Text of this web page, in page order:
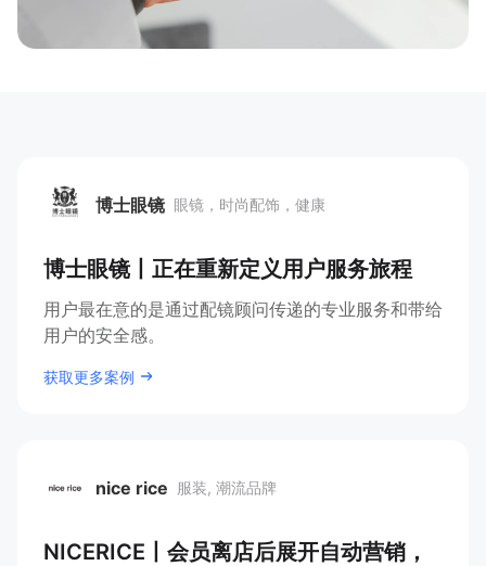
私域课程 新零售内参
增长俱乐部
增长俱乐部
合作共进
认证代理商
博士眼镜 眼镜，时尚配饰，健康
博士眼镜
博士眼镜丨正在重新定义用户服务旅程
用户最在意的是通过配镜顾问传递的专业服务和带给
用户的安全感。
获取更多案例
nice rice 服装, 潮流品牌
nice rice
NICERICE丨会员离店后展开自动营销，